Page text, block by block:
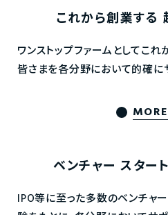
これから創業する
ワンストップファームとしてこ
皆さまを各分野において的確に
MORE
ベンチャー スター
IPO等に至った多数のベンチャ